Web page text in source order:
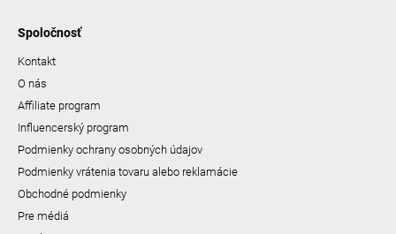
Spoločnosť
Kontakt
O nás
Affiliate program
Influencerský program
Podmienky ochrany osobných údajov
Podmienky vrátenia tovaru alebo reklamácie
Obchodné podmienky
Pre médiá